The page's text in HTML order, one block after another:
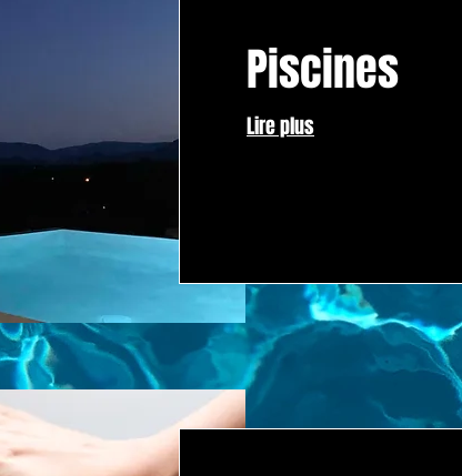
Piscines
Lire plus